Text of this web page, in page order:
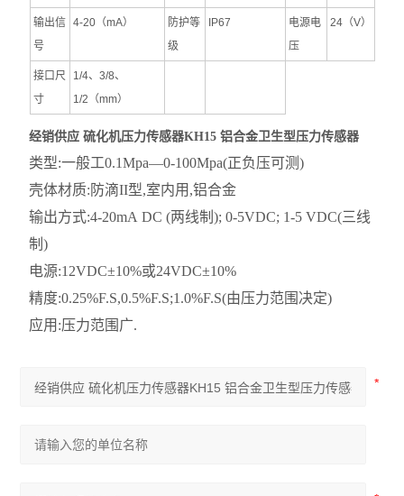
输出信
号
4-20（mA）
防护等
级
IP67
电源电
压
24（V）
接口尺
寸
1/4、3/8、
1/2（mm）
经销供应 硫化机压力传感器KH15 铝合金卫生型压力传感器
类型:一般工0.1Mpa—0-100Mpa(正负压可测)
壳体材质:防滴II型,室内用,铝合金
输出方式:4-20mA DC (两线制); 0-5VDC; 1-5 VDC(三线
制)
电源:12VDC±10%或24VDC±10%
精度:0.25%F.S,0.5%F.S;1.0%F.S(由压力范围决定)
应用:压力范围广.